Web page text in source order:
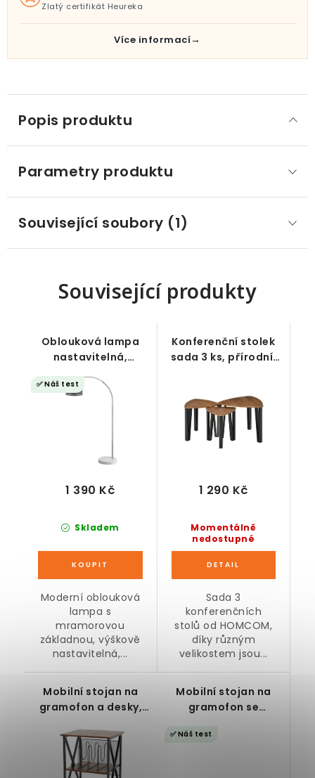
Zlatý certifikát Heureka
Více informací
Popis produktu
Parametry produktu
Související soubory (1)
Související produkty
Oblouková lampa
nastavitelná,
mramorová
základna
✅ Náš test
Skladem
1 390 Kč
Moderní oblouková
lampa s
mramorovou
základnou, výškově
nastavitelná,...
Konferenční stolek
sada 3 ks, přírodní,
Momentálně
nedostupné
1 290 Kč
Sada 3
konferenčních
stolů od HOMCOM,
díky různým
velikostem jsou...
Mobilní stojan na
gramofon a desky,
Mobilní stojan na
gramofon se
USB porty, rustikální
✅ Náš test